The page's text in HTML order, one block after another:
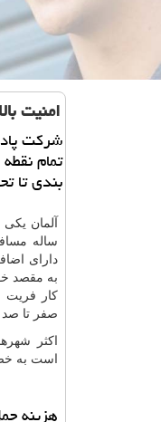
امنیت
شركت
تمام
بندی تا
آلمان
ساله
دارای
به مقصد
کار فریت
صفر تا صد
اکثر
است به
هزینه